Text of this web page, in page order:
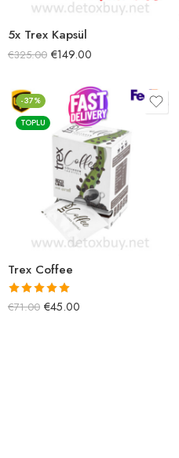
5x Trex Kapsül
€325.00 €149.00
-37%
TOPLU
Trex Coffee
5 üzerinden
€71.00 €45.00